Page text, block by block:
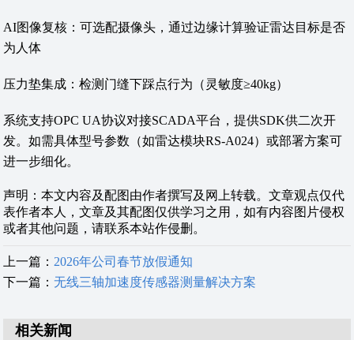
‌AI图像复核‌：可选配摄像头，通过边缘计算验证雷达目标是否
为人体
‌压力垫集成‌：检测门缝下踩点行为（灵敏度≥40kg）
系统支持OPC UA协议对接SCADA平台，提供SDK供二次开
发。如需具体型号参数（如雷达模块RS-A024）或部署方案可
进一步细化。
声明：本文内容及配图由作者撰写及网上转载。文章观点仅代
表作者本人，文章及其配图仅供学习之用，如有内容图片侵权
或者其他问题，请联系本站作侵删。
上一篇： 2026年公司春节放假通知
下一篇：无线三轴加速度传感器测量解决方案
相关新闻